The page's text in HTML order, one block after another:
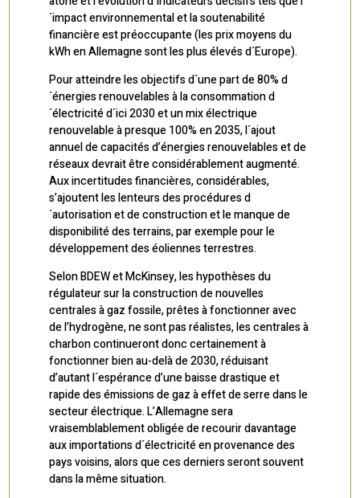
´impact environnemental et la soutenabilité
financière est préoccupante (les prix moyens du
kWh en Allemagne sont les plus élevés d´Europe).
Pour atteindre les objectifs d´une part de 80% d
´énergies renouvelables à la consommation d
´électricité d´ici 2030 et un mix électrique
renouvelable à presque 100% en 2035, l´ajout
annuel de capacités d’énergies renouvelables et de
réseaux devrait être considérablement augmenté.
Aux incertitudes financières, considérables,
s’ajoutent les lenteurs des procédures d
´autorisation et de construction et le manque de
disponibilité des terrains, par exemple pour le
développement des éoliennes terrestres.
Selon BDEW et McKinsey, les hypothèses du
régulateur sur la construction de nouvelles
centrales à gaz fossile, prêtes à fonctionner avec
de l’hydrogène, ne sont pas réalistes, les centrales à
charbon continueront donc certainement à
fonctionner bien au-delà de 2030, réduisant
d’autant l´espérance d’une baisse drastique et
rapide des émissions de gaz à effet de serre dans le
secteur électrique. L’Allemagne sera
vraisemblablement obligée de recourir davantage
aux importations d´électricité en provenance des
pays voisins, alors que ces derniers seront souvent
dans la même situation.